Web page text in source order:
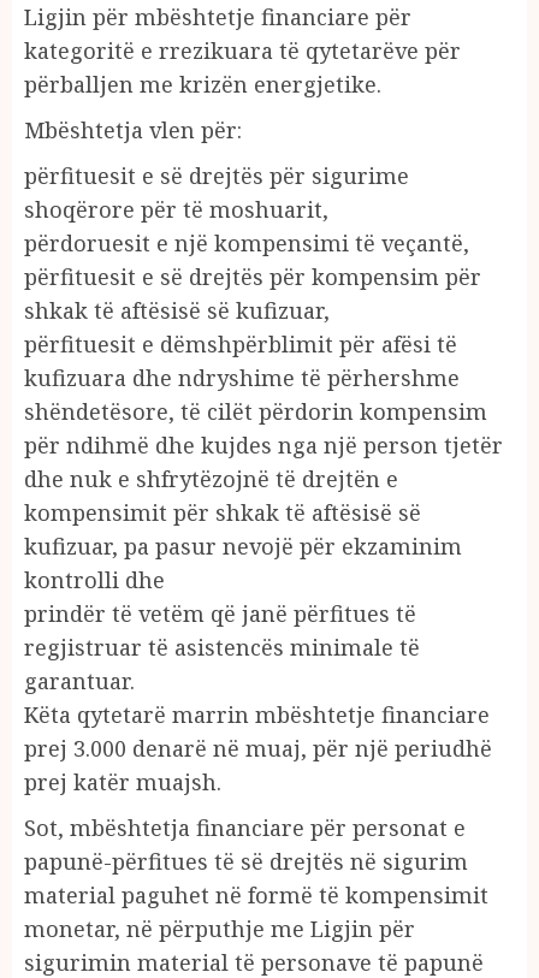
Ligjin për mbështetje financiare për
kategoritë e rrezikuara të qytetarëve për
përballjen me krizën energjetike.
Mbështetja vlen për:
përfituesit e së drejtës për sigurime
shoqërore për të moshuarit,
përdoruesit e një kompensimi të veçantë,
përfituesit e së drejtës për kompensim për
shkak të aftësisë së kufizuar,
përfituesit e dëmshpërblimit për afësi të
kufizuara dhe ndryshime të përhershme
shëndetësore, të cilët përdorin kompensim
për ndihmë dhe kujdes nga një person tjetër
dhe nuk e shfrytëzojnë të drejtën e
kompensimit për shkak të aftësisë së
kufizuar, pa pasur nevojë për ekzaminim
kontrolli dhe
prindër të vetëm që janë përfitues të
regjistruar të asistencës minimale të
garantuar.
Këta qytetarë marrin mbështetje financiare
prej 3.000 denarë në muaj, për një periudhë
prej katër muajsh.
Sot, mbështetja financiare për personat e
papunë-përfitues të së drejtës në sigurim
material paguhet në formë të kompensimit
monetar, në përputhje me Ligjin për
sigurimin material të personave të papunë